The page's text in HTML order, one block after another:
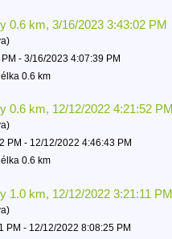
0.6 km, 3/16/2023 3:43:02 PM
- 3/16/2023 4:07:39 PM
0.6 km
0.6 km, 12/12/2022 4:21:52 PM
PM - 12/12/2022 4:46:43 PM
0.6 km
1.0 km, 12/12/2022 3:21:11 PM
PM - 12/12/2022 8:08:25 PM